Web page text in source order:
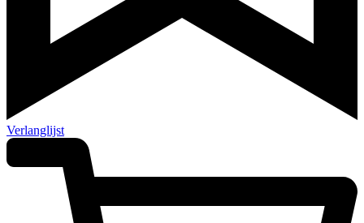
Verlanglijst